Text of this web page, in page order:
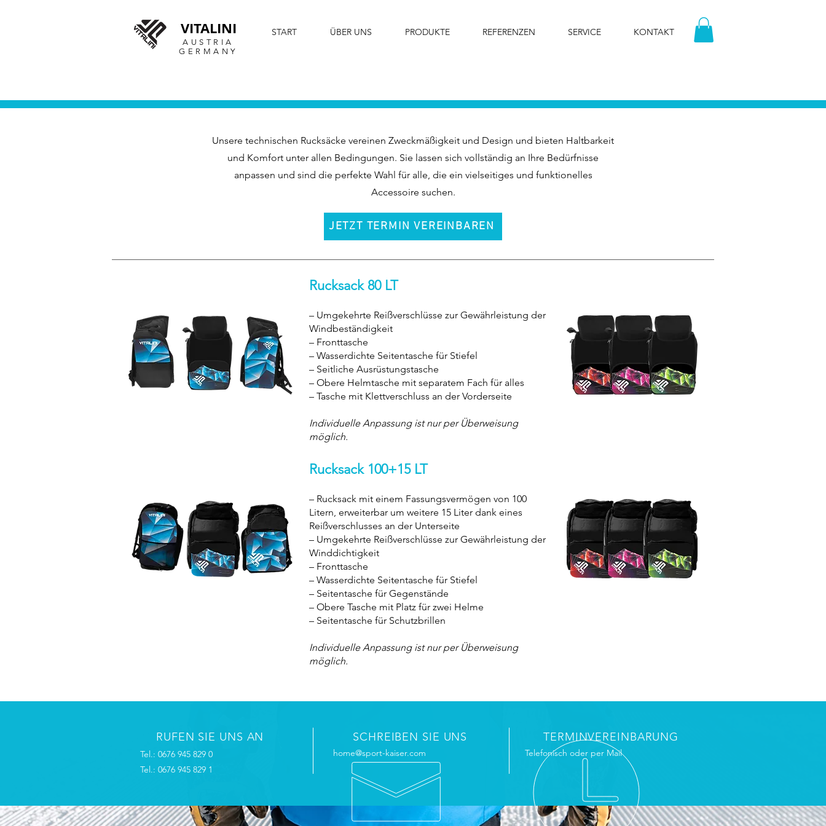
VITALINI
AUSTRIA
GERMANY
START ÜBER UNS PRODUKTE REFERENZEN SERVICE KONTAKT
Unsere technischen Rucksäcke vereinen Zweckmäßigkeit und Design und bieten Haltbarkeit
und Komfort unter allen Bedingungen. Sie lassen sich vollständig an Ihre Bedürfnisse
anpassen und sind die perfekte Wahl für alle, die ein vielseitiges und funktionelles
Accessoire suchen.
JETZT TERMIN VEREINBAREN
Rucksack 80 LT
– Umgekehrte Reißverschlüsse zur Gewährleistung der
Windbeständigkeit
– Fronttasche
– Wasserdichte Seitentasche für Stiefel
– Seitliche Ausrüstungstasche
– Obere Helmtasche mit separatem Fach für alles
– Tasche mit Klettverschluss an der Vorderseite
Individuelle Anpassung ist nur per Überweisung
möglich.
Rucksack 100+15 LT
– Rucksack mit einem Fassungsvermögen von 100
Litern, erweiterbar um weitere 15 Liter dank eines
Reißverschlusses an der Unterseite
– Umgekehrte Reißverschlüsse zur Gewährleistung der
Winddichtigkeit
– Fronttasche
– Wasserdichte Seitentasche für Stiefel
– Seitentasche für Gegenstände
– Obere Tasche mit Platz für zwei Helme
– Seitentasche für Schutzbrillen
Individuelle Anpassung ist nur per Überweisung
möglich.
RUFEN SIE UNS AN
Tel.: 0676 945 829 0
Tel.: 0676 945 829 1
SCHREIBEN SIE UNS
home@sport-kaiser.com
TERMINVEREINBARUNG
Telefonisch oder per Mail